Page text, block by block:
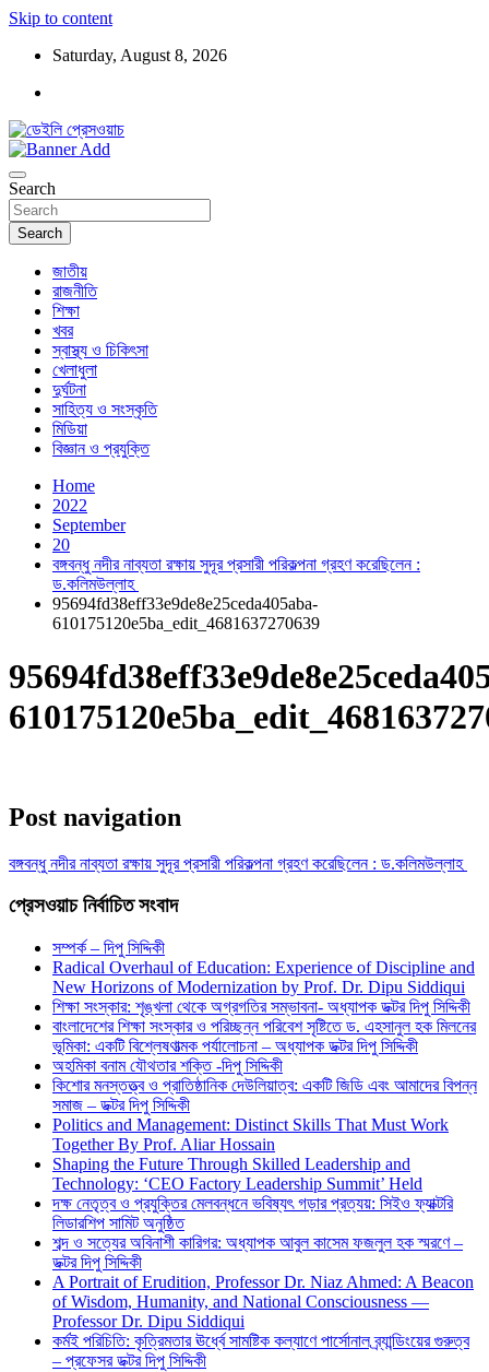
Skip to content
Saturday, August 8, 2026
ডেইলি প্রেসওয়াচ
Search
Search
জাতীয়
রাজনীতি
শিক্ষা
খবর
স্বাস্থ্য ও চিকিৎসা
খেলাধুলা
দুর্ঘটনা
সাহিত্য ও সংস্কৃতি
মিডিয়া
বিজ্ঞান ও প্রযুক্তি
Home
2022
September
20
বঙ্গবন্ধু নদীর নাব্যতা রক্ষায় সুদূর প্রসারী পরিকল্পনা গ্রহণ করেছিলেন :
ড.কলিমউল্লাহ
95694fd38eff33e9de8e25ceda405aba-
610175120e5ba_edit_4681637270639
Post navigation
বঙ্গবন্ধু নদীর নাব্যতা রক্ষায় সুদূর প্রসারী পরিকল্পনা গ্রহণ করেছিলেন : ড.কলিমউল্লাহ
প্রেসওয়াচ নির্বাচিত সংবাদ
সম্পর্ক – দিপু সিদ্দিকী
Radical Overhaul of Education: Experience of Discipline and
New Horizons of Modernization by Prof. Dr. Dipu Siddiqui
শিক্ষা সংস্কার: শৃঙ্খলা থেকে অগ্রগতির সম্ভাবনা- অধ্যাপক ডক্টর দিপু সিদ্দিকী
বাংলাদেশের শিক্ষা সংস্কার ও পরিচ্ছন্ন পরিবেশ সৃষ্টিতে ড. এহসানুল হক মিলনের
ভূমিকা: একটি বিশ্লেষণাত্মক পর্যালোচনা – অধ্যাপক ডক্টর দিপু সিদ্দিকী
অহমিকা বনাম যৌথতার শক্তি -দিপু সিদ্দিকী
কিশোর মনস্তত্ত্ব ও প্রাতিষ্ঠানিক দেউলিয়াত্ব: একটি জিডি এবং আমাদের বিপন্ন
সমাজ – ডক্টর দিপু সিদ্দিকী
Politics and Management: Distinct Skills That Must Work
Together By Prof. Aliar Hossain
Shaping the Future Through Skilled Leadership and
Technology: ‘CEO Factory Leadership Summit’ Held
দক্ষ নেতৃত্ব ও প্রযুক্তির মেলবন্ধনে ভবিষ্যৎ গড়ার প্রত্যয়: সিইও ফ্যাক্টরি
লিডারশিপ সামিট অনুষ্ঠিত
শব্দ ও সত্যের অবিনাশী কারিগর: অধ্যাপক আবুল কাসেম ফজলুল হক স্মরণে –
ডক্টর দিপু সিদ্দিকী
A Portrait of Erudition, Professor Dr. Niaz Ahmed: A Beacon
of Wisdom, Humanity, and National Consciousness —
Professor Dr. Dipu Siddiqui
কর্মই পরিচিতি: কৃত্রিমতার ঊর্ধ্বে সামষ্টিক কল্যাণে পার্সোনাল ব্র্যান্ডিংয়ের গুরুত্ব
– প্রফেসর ডক্টর দিপু সিদ্দিকী